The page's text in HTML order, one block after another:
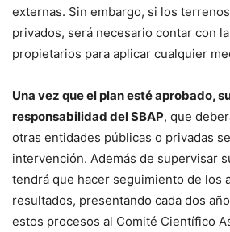
externas. Sin embargo, si los
privados, será necesario contar con
propietarios para aplicar cualquier
Una vez que el plan esté aprobado,
responsabilidad del SBAP, que
otras entidades públicas o privadas
intervención. Además de supervisar
tendrá que hacer seguimiento de los
resultados, presentando cada dos
estos procesos al Comité Científico